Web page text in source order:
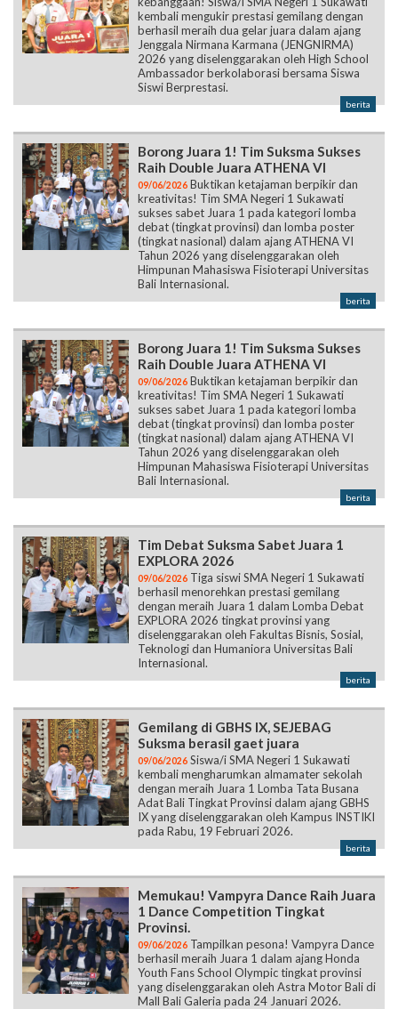
kembali mengukir prestasi gemilang dengan
berhasil meraih dua gelar juara dalam ajang
Jenggala Nirmana Karmana (JENGNIRMA)
2026 yang diselenggarakan oleh High School
Ambassador berkolaborasi bersama Siswa
Siswi Berprestasi.
berita
Borong Juara 1! Tim Suksma Sukses
Raih Double Juara ATHENA VI
09/06/2026 Buktikan ketajaman berpikir dan
kreativitas! Tim SMA Negeri 1 Sukawati
sukses sabet Juara 1 pada kategori lomba
debat (tingkat provinsi) dan lomba poster
(tingkat nasional) dalam ajang ATHENA VI
Tahun 2026 yang diselenggarakan oleh
Himpunan Mahasiswa Fisioterapi Universitas
Bali Internasional.
berita
Borong Juara 1! Tim Suksma Sukses
Raih Double Juara ATHENA VI
09/06/2026 Buktikan ketajaman berpikir dan
kreativitas! Tim SMA Negeri 1 Sukawati
sukses sabet Juara 1 pada kategori lomba
debat (tingkat provinsi) dan lomba poster
(tingkat nasional) dalam ajang ATHENA VI
Tahun 2026 yang diselenggarakan oleh
Himpunan Mahasiswa Fisioterapi Universitas
Bali Internasional.
berita
Tim Debat Suksma Sabet Juara 1
EXPLORA 2026
09/06/2026 Tiga siswi SMA Negeri 1 Sukawati
berhasil menorehkan prestasi gemilang
dengan meraih Juara 1 dalam Lomba Debat
EXPLORA 2026 tingkat provinsi yang
diselenggarakan oleh Fakultas Bisnis, Sosial,
Teknologi dan Humaniora Universitas Bali
Internasional.
berita
Gemilang di GBHS IX, SEJEBAG
Suksma berasil gaet juara
09/06/2026 Siswa/i SMA Negeri 1 Sukawati
kembali mengharumkan almamater sekolah
dengan meraih Juara 1 Lomba Tata Busana
Adat Bali Tingkat Provinsi dalam ajang GBHS
IX yang diselenggarakan oleh Kampus INSTIKI
pada Rabu, 19 Februari 2026.
berita
Memukau! Vampyra Dance Raih Juara
1 Dance Competition Tingkat
Provinsi.
09/06/2026 Tampilkan pesona! Vampyra Dance
berhasil meraih Juara 1 dalam ajang Honda
Youth Fans School Olympic tingkat provinsi
yang diselenggarakan oleh Astra Motor Bali di
Mall Bali Galeria pada 24 Januari 2026.